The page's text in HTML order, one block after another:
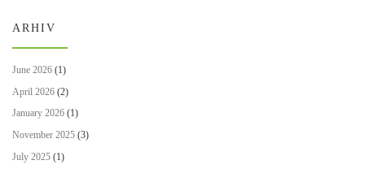
ARHIV
June 2026 (1)
April 2026 (2)
January 2026 (1)
November 2025 (3)
July 2025 (1)